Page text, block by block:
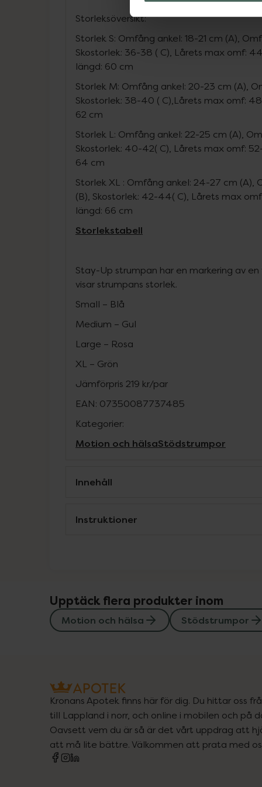
Storleksöversikt:
Storlek S: Omfång ankel: 18-21 cm (A),
Skostorlek: 36-38 ( C), Lårets max omf:
längd: 60 cm
Storlek M: Omfång ankel: 20-23 cm (A),
Skostorlek: 38-40 ( C),Lårets max omf:
62 cm
Storlek L: Omfång ankel: 22-25 cm (A),
Skostorlek: 40-42( C), Lårets max omf:
64 cm
Storlek XL : Omfång ankel: 24-27 cm (A),
(B), Skostorlek: 42-44( C), Lårets max
längd: 66 cm
Storlekstabell
Stay-Up strumpan har en markering av
visar strumpans storlek.
Small – Blå
Medium – Gul
Large – Rosa
XL – Grön
Jämförpris 219 kr/par
EAN: 07350087737485
Kategorier:
Motion och hälsaStödstrumpor
Innehåll
Instruktioner
Upptäck flera produkter inom
Motion och hälsa Stödstrumpor
Kronans Apotek finns här för dig. Du hittar oss
till Lappland i norr, och online i mobilen och på
Oavsett vem du är så är det vårt uppdrag att
att må lite bättre. Välkommen att prata med